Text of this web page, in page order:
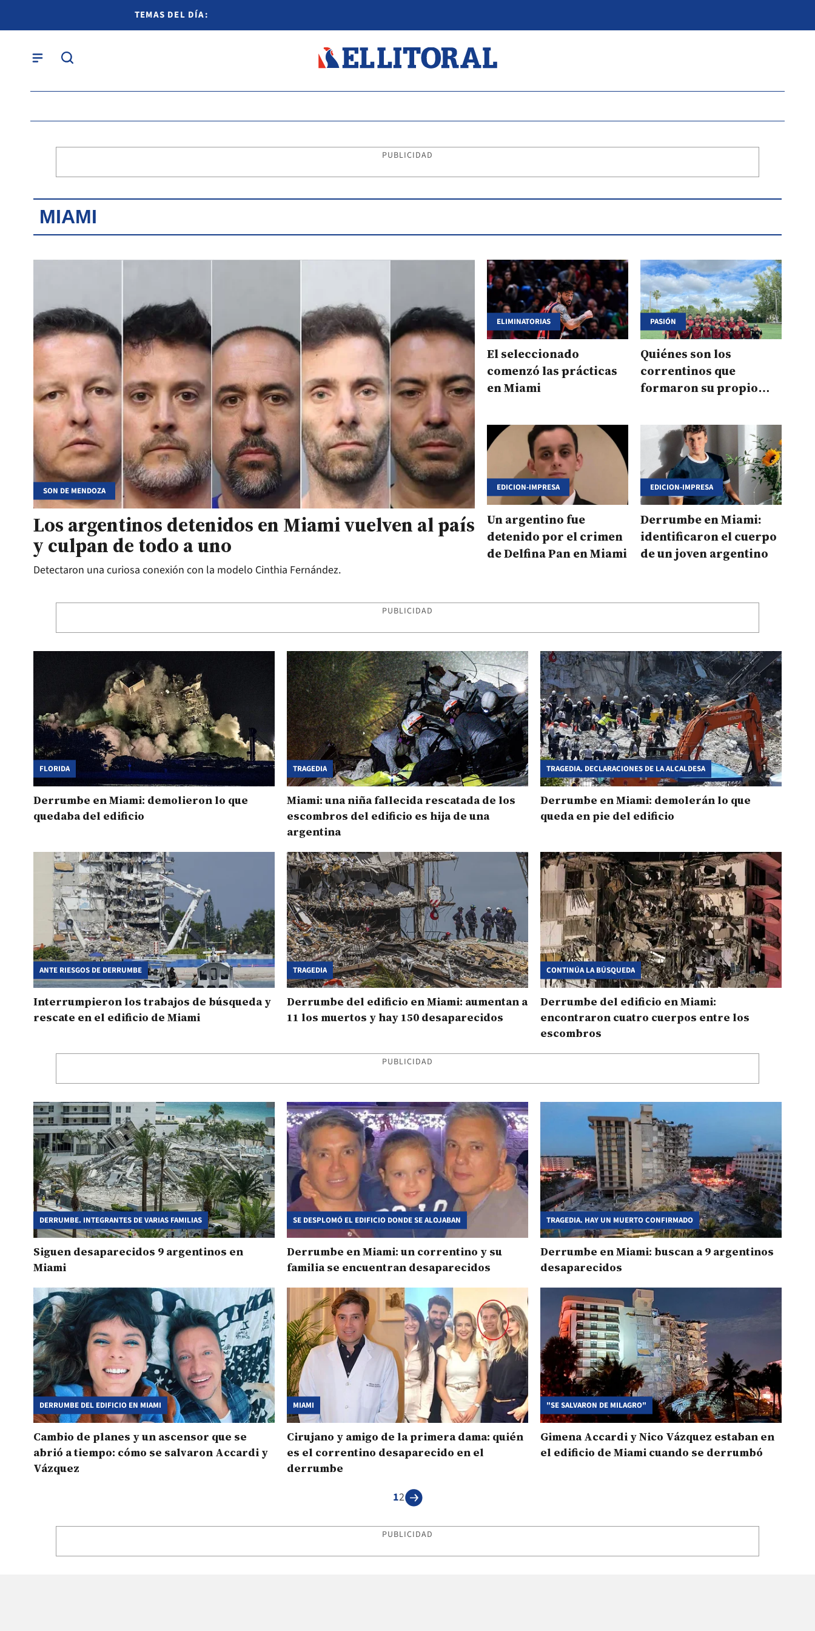
TEMAS DEL DÍA:
PUBLICIDAD
MIAMI
SON DE MENDOZA
Los argentinos detenidos en Miami vuelven al país
y culpan de todo a uno
Detectaron una curiosa conexión con la modelo Cinthia Fernández.
ELIMINATORIAS
El seleccionado
comenzó las prácticas
en Miami
PASIÓN
Quiénes son los
correntinos que
formaron su propio
Miami
EDICION-IMPRESA
Un argentino fue
detenido por el crimen
de Delfina Pan en Miami
EDICION-IMPRESA
Derrumbe en Miami:
identificaron el cuerpo
de un joven argentino
PUBLICIDAD
FLORIDA
Derrumbe en Miami: demolieron lo que
quedaba del edificio
TRAGEDIA
Miami: una niña fallecida rescatada de los
escombros del edificio es hija de una
argentina
TRAGEDIA. DECLARACIONES DE LA ALCALDESA
Derrumbe en Miami: demolerán lo que
queda en pie del edificio
ANTE RIESGOS DE DERRUMBE
Interrumpieron los trabajos de búsqueda y
rescate en el edificio de Miami
TRAGEDIA
Derrumbe del edificio en Miami: aumentan a
11 los muertos y hay 150 desaparecidos
CONTINÚA LA BÚSQUEDA
Derrumbe del edificio en Miami:
encontraron cuatro cuerpos entre los
escombros
PUBLICIDAD
DERRUMBE. INTEGRANTES DE VARIAS FAMILIAS
Siguen desaparecidos 9 argentinos en
Miami
SE DESPLOMÓ EL EDIFICIO DONDE SE ALOJABAN
Derrumbe en Miami: un correntino y su
familia se encuentran desaparecidos
TRAGEDIA. HAY UN MUERTO CONFIRMADO
Derrumbe en Miami: buscan a 9 argentinos
desaparecidos
DERRUMBE DEL EDIFICIO EN MIAMI
Cambio de planes y un ascensor que se
abrió a tiempo: cómo se salvaron Accardi y
Vázquez
MIAMI
Cirujano y amigo de la primera dama: quién
es el correntino desaparecido en el
derrumbe
"SE SALVARON DE MILAGRO"
Gimena Accardi y Nico Vázquez estaban en
el edificio de Miami cuando se derrumbó
12
PUBLICIDAD